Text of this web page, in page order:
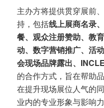
主办方将提供贯穿展前
持，包括线上展商名录
餐、观众注册赞助、教
动、数字营销推广、活
会现场品牌露出、
的合作方式，旨在帮助
在提升现场展位人气的
业内的专业形象与影响力